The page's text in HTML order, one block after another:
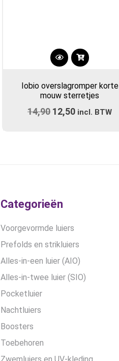
Dit
heeft
meerdere
variaties.
Iobio overslagromper korte
mouw sterretjes
14,90 Oorspronkelijke
12,50 Huidige
incl. BTW
Categorieën
Voorgevormde luiers
Prefolds en strikluiers
Alles-in-een luier (AIO)
Alles-in-twee luier (SIO)
Pocketluier
Nachtluiers
Boosters
Toebehoren
Zwemluiers en UV-kleding